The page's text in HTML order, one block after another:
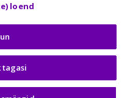
Osta.ee
loend
tagasi